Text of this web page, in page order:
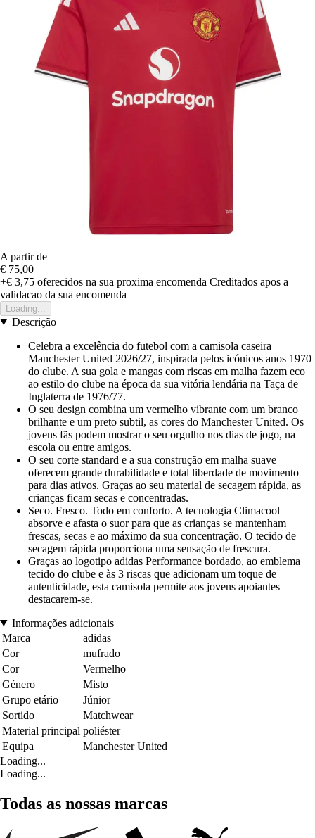
A partir de
€ 75,00
+€ 3,75 oferecidos na sua proxima encomenda Creditados apos a
validacao da sua encomenda
Loading...
Descrição
Celebra a excelência do futebol com a camisola caseira
Manchester United 2026/27, inspirada pelos icónicos anos 1970
do clube. A sua gola e mangas com riscas em malha fazem eco
ao estilo do clube na época da sua vitória lendária na Taça de
Inglaterra de 1976/77.
O seu design combina um vermelho vibrante com um branco
brilhante e um preto subtil, as cores do Manchester United. Os
jovens fãs podem mostrar o seu orgulho nos dias de jogo, na
escola ou entre amigos.
O seu corte standard e a sua construção em malha suave
oferecem grande durabilidade e total liberdade de movimento
para dias ativos. Graças ao seu material de secagem rápida, as
crianças ficam secas e concentradas.
Seco. Fresco. Todo em conforto. A tecnologia Climacool
absorve e afasta o suor para que as crianças se mantenham
frescas, secas e ao máximo da sua concentração. O tecido de
secagem rápida proporciona uma sensação de frescura.
Graças ao logotipo adidas Performance bordado, ao emblema
tecido do clube e às 3 riscas que adicionam um toque de
autenticidade, esta camisola permite aos jovens apoiantes
destacarem-se.
Informações adicionais
Marca
adidas
Cor
mufrado
Cor
Vermelho
Género
Misto
Grupo etário
Júnior
Sortido
Matchwear
Material principal poliéster
Equipa
Manchester United
Loading...
Loading...
Todas as nossas marcas